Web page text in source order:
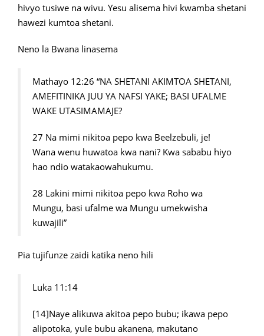
hivyo tusiwe na wivu. Yesu alisema hivi kwamba shetani
hawezi kumtoa shetani.
Neno la Bwana linasema
Mathayo 12:26 “NA SHETANI AKIMTOA SHETANI,
AMEFITINIKA JUU YA NAFSI YAKE; BASI UFALME
WAKE UTASIMAMAJE?
27 Na mimi nikitoa pepo kwa Beelzebuli, je!
Wana wenu huwatoa kwa nani? Kwa sababu hiyo
hao ndio watakaowahukumu.
28 Lakini mimi nikitoa pepo kwa Roho wa
Mungu, basi ufalme wa Mungu umekwisha
kuwajili”
Pia tujifunze zaidi katika neno hili
Luka 11:14
[14]Naye alikuwa akitoa pepo bubu; ikawa pepo
alipotoka, yule bubu akanena, makutano